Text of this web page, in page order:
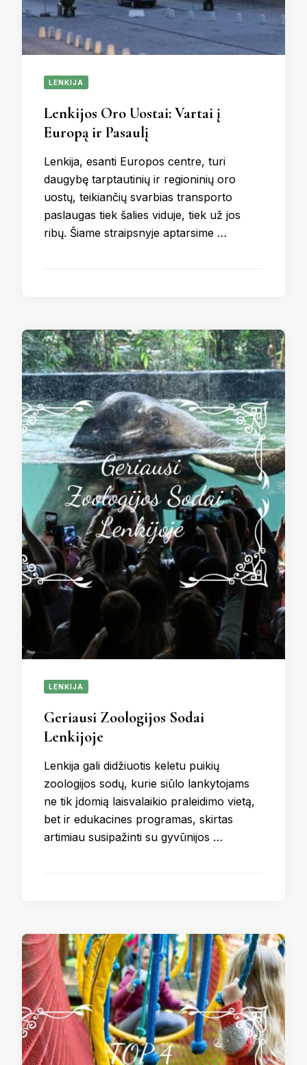
LENKIJA
Lenkijos Oro Uostai: Vartai į
Europą ir Pasaulį
Lenkija, esanti Europos centre, turi
daugybę tarptautinių ir regioninių oro
uostų, teikiančių svarbias transporto
paslaugas tiek šalies viduje, tiek už jos
ribų. Šiame straipsnyje aptarsime …
LENKIJA
Geriausi Zoologijos Sodai
Lenkijoje
Lenkija gali didžiuotis keletu puikių
zoologijos sodų, kurie siūlo lankytojams
ne tik įdomią laisvalaikio praleidimo vietą,
bet ir edukacines programas, skirtas
artimiau susipažinti su gyvūnijos …